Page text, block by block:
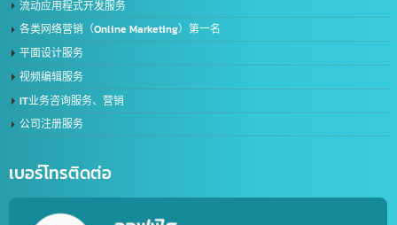
签证和工作许可证
服务泰中两国的进出口运输
进出口服务
Line公众号创建服务
在线聊天机器人创建服务（LINE Chat Bot）
体育网站服务
网站开发
流动应用程式开发服务